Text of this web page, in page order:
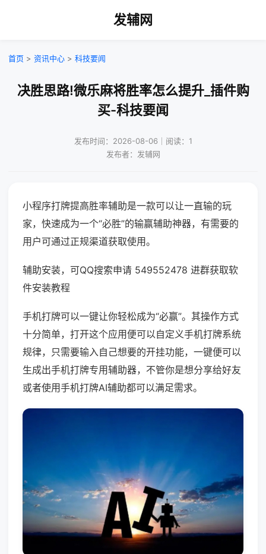
发辅网
首页 > 资讯中心 > 科技要闻
决胜思路!微乐麻将胜率怎么提升_插件购
买-科技要闻
发布时间：2026-08-06｜阅读：1
发布者：发辅网
小程序打牌提高胜率辅助是一款可以让一直输的玩
家，快速成为一个“必胜”的输赢辅助神器，有需要的
用户可通过正规渠道获取使用。
辅助安装，可QQ搜索申请 549552478 进群获取软
件安装教程
手机打牌可以一键让你轻松成为“必赢”。其操作方式
十分简单，打开这个应用便可以自定义手机打牌系统
规律，只需要输入自己想要的开挂功能，一键便可以
生成出手机打牌专用辅助器，不管你是想分享给好友
或者使用手机打牌AI辅助都可以满足需求。